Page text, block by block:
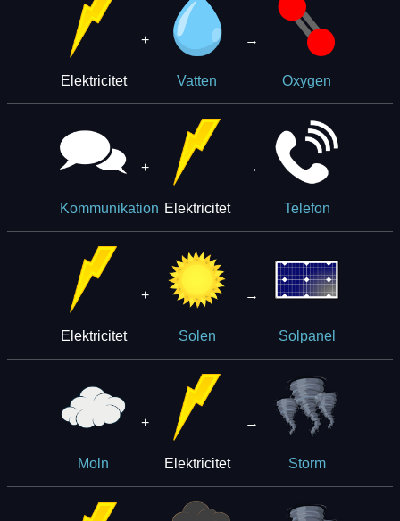
Elektricitet
+
Vatten
→
Oxygen
Kommunikation
+
Elektricitet
→
Telefon
Elektricitet
+
Solen
→
Solpanel
Moln
+
Elektricitet
→
Storm